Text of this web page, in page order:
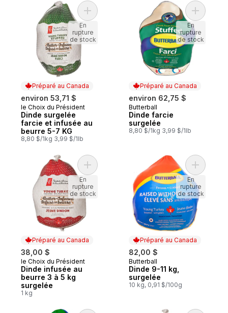
Préparé au Canada
environ 53,71 $
Préparé au Canada
le Choix du Président
Dinde surgelée
farcie et infusée au
beurre 5-7 KG
8,80 $/1kg 3,99 $/1lb
Ajouter Dinde surgelée farcie et infusée
En
rupture
de stock
Préparé au Canada
environ 62,75 $
Préparé au Canada
Butterball
Dinde farcie
surgelée
8,80 $/1kg 3,99 $/1lb
Ajouter
En
rupture
de stock
Préparé au Canada
38,00 $
Préparé au Canada
le Choix du Président
Dinde infusée au
beurre 3 à 5 kg
surgelée
1 kg
Ajouter Dinde infusée au beurre 3 à 5 kg
En
rupture
de stock
Préparé au Canada
82,00 $
Préparé au Canada
Butterball
Dinde 9-11 kg,
surgelée
10 kg, 0,91 $/100g
Ajouter
En
rupture
de stock